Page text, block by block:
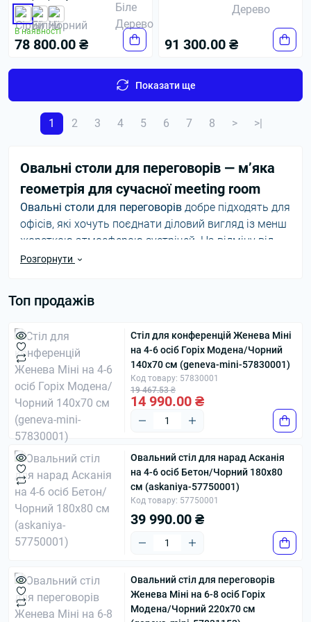
В наявності
78 800.00 ₴ 91 300.00 ₴
Показати ще
1 2 3 4 5 6 7 8 > >|
Овальні столи для переговорів — м’яка
геометрія для сучасної meeting room
Овальні столи для переговорів добре підходять для
офісів, які хочуть поєднати діловий вигляд із менш
жорсткою атмосферою зустрічей. На відміну від
прямокутних моделей, овальна форма не має
переговорних кімнат, кабінетів керівників,
креативних офісів, консультаційних просторів і
конференц-залів середнього розміру. Овальний
стіл підходить для обговорень, де важлива
комунікація між усіма учасниками, а не лише
формальна посадка сторін одна навпроти одної.
SEO-цінність цієї категорії в тому, що вона закриває
окремий кластер: овальний стіл для переговорів,
овальний конференц стіл, стіл для переговорної
овальний, стіл для нарад овальний. Це не дубль
головної категорії, а сторінка під конкретну форму і
конкретний візуально-функціональний сценарій.
Овальні моделі можуть бути на 6, 8, 10, 12 і більше
учасників. Для меншої кімнати варто брати
компактний варіант, для boardroom — довгий
овальний конференц стіл із солідними опорами й
Розгорнути
Топ продажів
Стіл для конференцій Женева Міні
на 4-6 осіб Горіх Модена/Чорний
140x70 см (geneva-mini-57830001)
Код товару: 57830001
19 467.53 ₴
14 990.00 ₴
Овальний стіл для нарад Асканія
на 4-6 осіб Бетон/Чорний 180x80
см (askaniya-57750001)
Код товару: 57750001
39 990.00 ₴
Овальний стіл для переговорів
Женева Міні на 6-8 осіб Горіх
Модена/Чорний 220x70 см